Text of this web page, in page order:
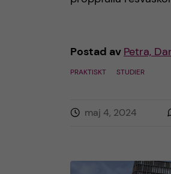
Postad av Petra,
PRAKTISKT STUDIER
maj 4, 2024